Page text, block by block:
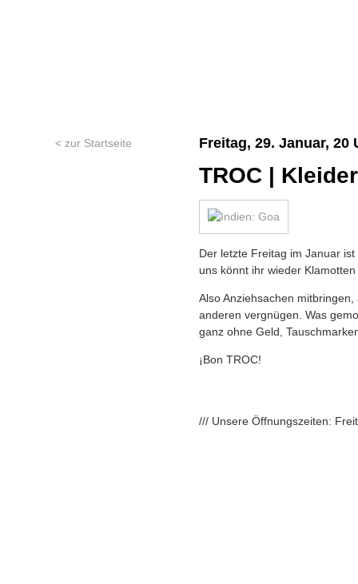
< zur Startseite Freitag, 29. Januar, 20
TROC |
Der letzte Freitag im Januar
uns könnt ihr wieder
Also Anziehsachen
anderen vergnügen. Was
ganz ohne Geld,
¡Bon TROC!
/// Unsere Öffnungszeiten: